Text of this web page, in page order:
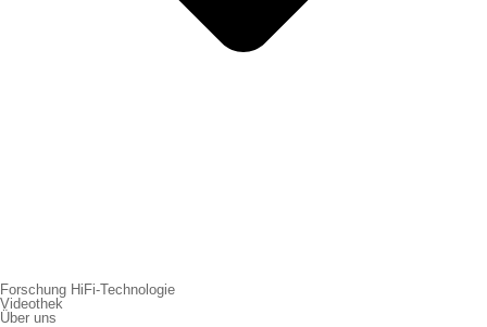
Forschung HiFi-Technologie
Videothek
Über uns